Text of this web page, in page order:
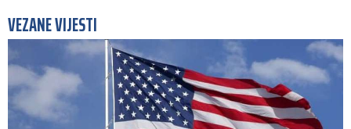
VEZANE VIJESTI